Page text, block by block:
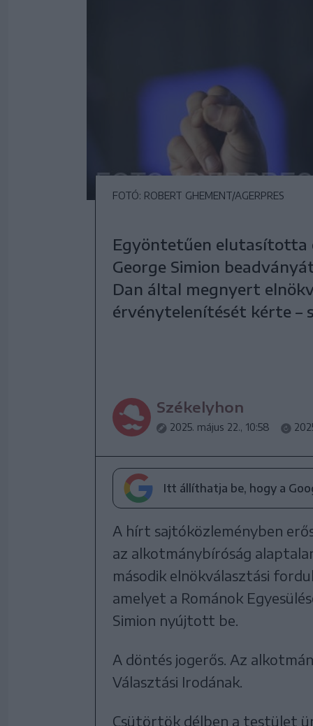
FOTÓ: ROBERT GHEMENT/AGERPRES
Egyöntetűen elutasította
George Simion
Dan által megnyert
érvénytelenítését kérte –
Székelyhon
2025. május 22., 10:58
Itt állíthatja be, hogy a
A hírt sajtóközleményben
az alkotmánybíróság
második elnökválasztási
amelyet a Románok
Simion nyújtott be.
A döntés jogerős. Az
Választási Irodának.
Csütörtök délben a testület